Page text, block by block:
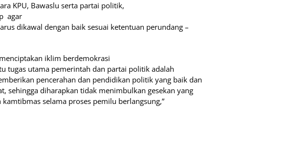
KPU, Bawaslu serta partai politik,
agar
dikawal dengan baik sesuai ketentuan perundang –
iklim berdemokrasi
tugas utama pemerintah dan partai politik adalah
pencerahan dan pendidikan politik yang baik dan
sehingga diharapkan tidak menimbulkan gesekan yang
selama proses pemilu berlangsung,”